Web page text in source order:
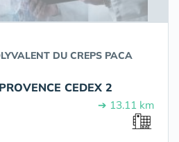
DU CREPS PACA
CEDEX 2
➔ 13.11 km